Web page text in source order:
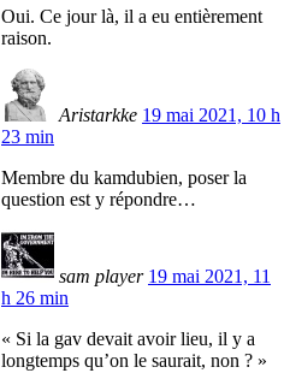
Oui. Ce jour là, il a eu entièrement
raison.
Aristarkke 19 mai 2021, 10 h
23 min
Membre du kamdubien, poser la
question est y répondre…
sam player 19 mai 2021, 11
h 26 min
« Si la gav devait avoir lieu, il y a
longtemps qu’on le saurait, non ? »